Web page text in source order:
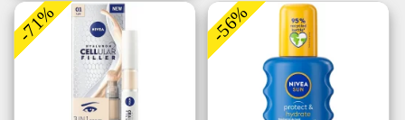
-71% -56%